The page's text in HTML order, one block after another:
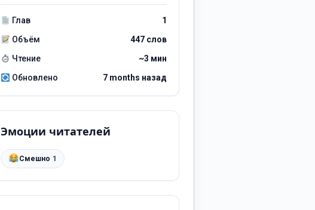
Глав
1
Объём
447 слов
Чтение
~3 мин
Обновлено
7 months назад
Эмоции читателей
Смешно 1